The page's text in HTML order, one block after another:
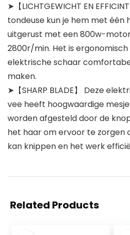
➤【LICHTGEWICHT EN
tondeuse kun je hem met één
uitgerust met een 800w-
2800r/min. Het is
elektrische schaar
maken.
➤【SHARP BLADE】 Deze
vee heeft hoogwaardige
worden afgesteld door de
het haar om ervoor te zorgen
kan knippen en het werk
Related Products